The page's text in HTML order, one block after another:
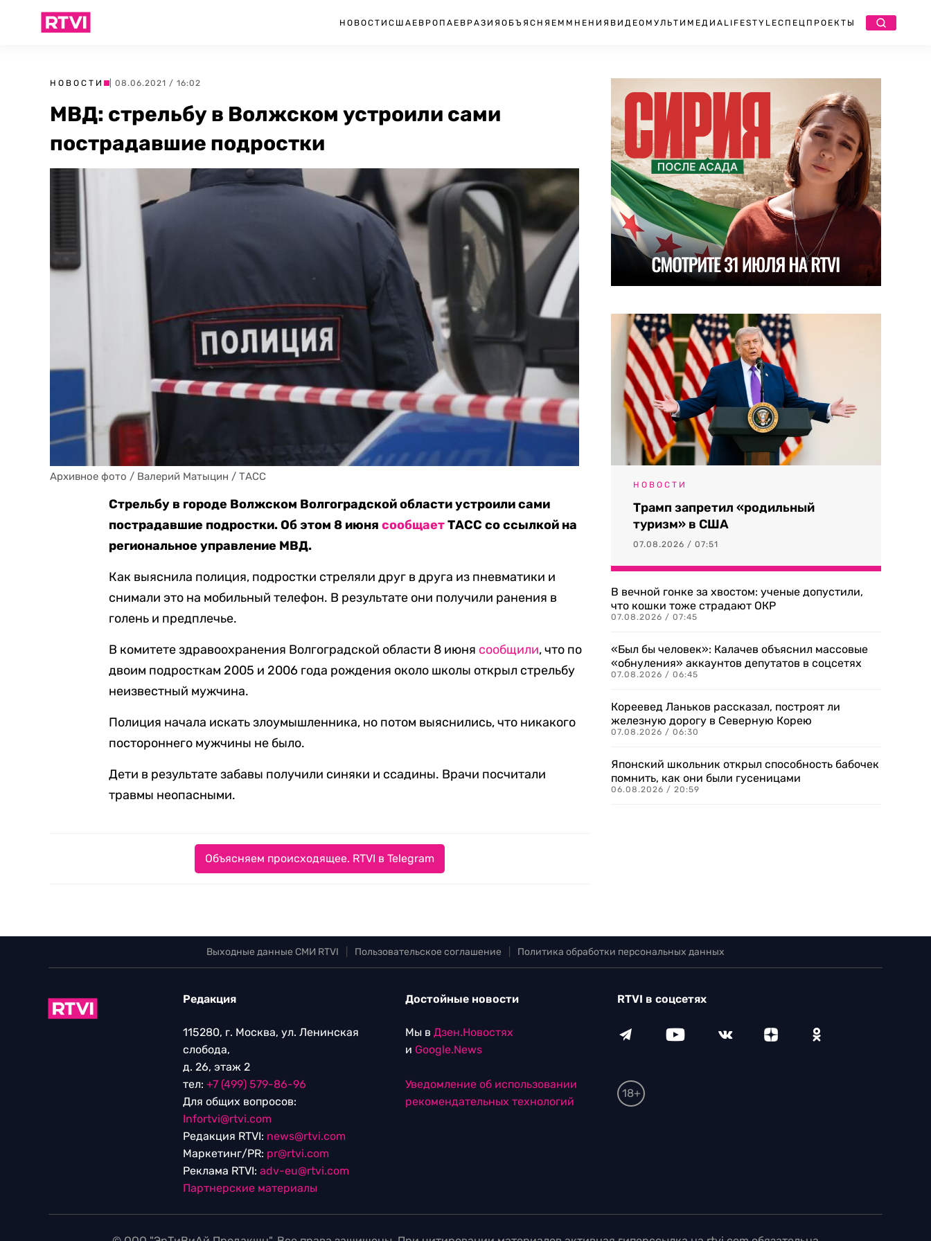
НОВОСТИ США ЕВРОПА ЕВРАЗИЯ ОБЪЯСНЯЕМ МНЕНИЯ ВИДЕО МУЛЬТИМЕДИА LIFESTYLEСПЕЦПРОЕКТЫ
НОВОСТИ | 08.06.2021 / 16:02
МВД: стрельбу в Волжском устроили сами
пострадавшие подростки
Архивное фото / Валерий Матыцин / ТАСС
Стрельбу в городе Волжском Волгоградской области устроили сами
пострадавшие подростки. Об этом 8 июнясообщаетТАСС со ссылкой на
региональное управление МВД.
Как выяснила полиция, подростки стреляли друг в друга из пневматики и
снимали это на мобильный телефон. В результате они получили ранения в
голень и предплечье.
В комитете здравоохранения Волгоградской области 8 июня сообщили, что по
двоим подросткам 2005 и 2006 года рождения около школы открыл стрельбу
неизвестный мужчина.
Полиция начала искать злоумышленника, но потом выяснились, что никакого
постороннего мужчины не было.
Дети в результате забавы получили синяки и ссадины. Врачи посчитали
травмы неопасными.
Объясняем происходящее. RTVI в Telegram
НОВОСТИ
Трамп запретил «родильный
туризм» в США
07.08.2026 / 07:51
В вечной гонке за хвостом: ученые допустили,
что кошки тоже страдают ОКР
07.08.2026 / 07:45
«Был бы человек»: Калачев объяснил массовые
«обнуления» аккаунтов депутатов в соцсетях
07.08.2026 / 06:45
Кореевед Ланьков рассказал, построят ли
железную дорогу в Северную Корею
07.08.2026 / 06:30
Японский школьник открыл способность бабочек
помнить, как они были гусеницами
06.08.2026 / 20:59
Выходные данные СМИ RTVI Пользовательское соглашение Политика обработки персональных данных
Редакция
115280, г. Москва, ул. Ленинская
слобода,
д. 26, этаж 2
тел: +7 (499) 579-86-96
Для общих вопросов:
Infortvi@rtvi.com
Редакция RTVI: news@rtvi.com
Маркетинг/PR: pr@rtvi.com
Реклама RTVI: adv-eu@rtvi.com
Партнерские материалы
Достойные новости
Мы в Дзен.Новостях
и Google.News
Уведомление об использовании
рекомендательных технологий
RTVI в соцсетях
18+